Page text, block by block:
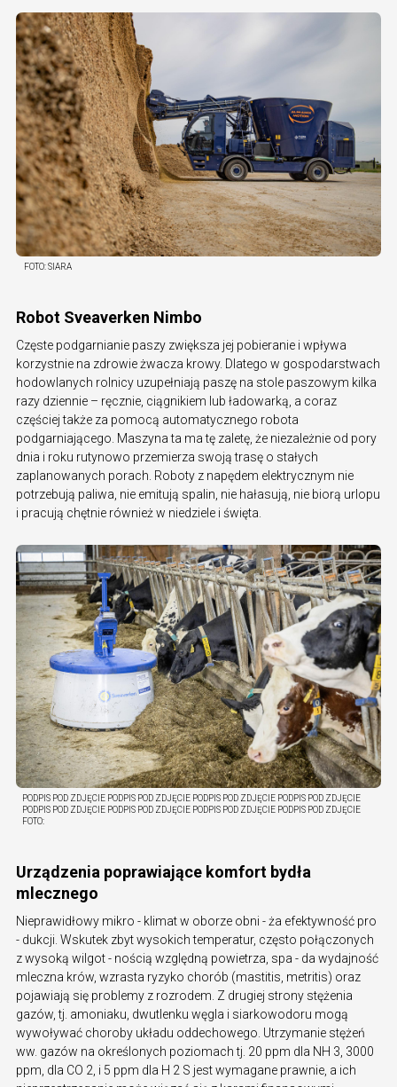
FOTO:SIARA
Robot Sveaverken Nimbo
Częste podgarnianie paszy zwiększa jej pobieranie i wpływa
korzystnie na zdrowie żwacza krowy. Dlatego w gospodarstwach
hodowlanych rolnicy uzupełniają paszę na stole paszowym kilka
razy dziennie – ręcznie, ciągnikiem lub ładowarką, a coraz
częściej także za pomocą automatycznego robota
podgarniającego. Maszyna ta ma tę zaletę, że niezależnie od pory
dnia i roku rutynowo przemierza swoją trasę o stałych
zaplanowanych porach. Roboty z napędem elektrycznym nie
potrzebują paliwa, nie emitują spalin, nie hałasują, nie biorą urlopu
i pracują chętnie również w niedziele i święta.
PODPIS POD ZDJĘCIE PODPIS POD ZDJĘCIE PODPIS POD ZDJĘCIE PODPIS POD ZDJĘCIE
PODPIS POD ZDJĘCIE PODPIS POD ZDJĘCIE PODPIS POD ZDJĘCIE PODPIS POD ZDJĘCIE
FOTO:
Urządzenia poprawiające komfort bydła
mlecznego
Nieprawidłowy mikro - klimat w oborze obni - ża efektywność pro
- dukcji. Wskutek zbyt wysokich temperatur, często połączonych
z wysoką wilgot - nością względną powietrza, spa - da wydajność
mleczna krów, wzrasta ryzyko chorób (mastitis, metritis) oraz
pojawiają się problemy z rozrodem. Z drugiej strony stężenia
gazów, tj. amoniaku, dwutlenku węgla i siarkowodoru mogą
wywoływać choroby układu oddechowego. Utrzymanie stężeń
ww. gazów na określonych poziomach tj. 20 ppm dla NH 3, 3000
ppm, dla CO 2, i 5 ppm dla H 2 S jest wymagane prawnie, a ich